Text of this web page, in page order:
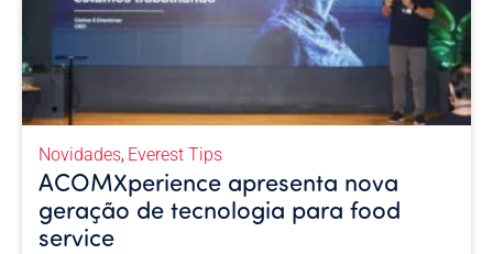
Novidades, Everest Tips
ACOMXperience apresenta nova
geração de tecnologia para food
service